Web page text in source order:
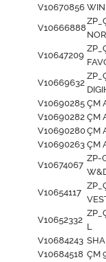
V10670856
V10666888
V10647209
V10669632
V10690285 ÇM
V10690282 ÇM
V10690280ÇM
V10690263 ÇM
V10674067
ZP-
V10654117
V10652332
L
V10684243
V10684518 ÇM